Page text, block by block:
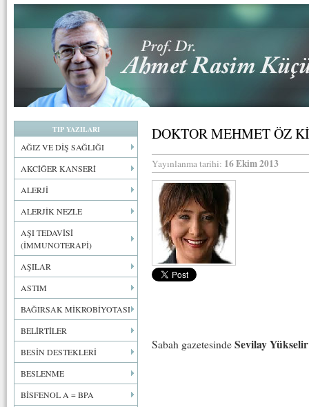
TIP YAZILARI
AĞIZ VE DİŞ SAĞLIĞI
AKCİĞER KANSERİ
ALERJİ
ALERJİK NEZLE
AŞI TEDAVİSİ
(İMMUNOTERAPİ)
AŞILAR
ASTIM
BAĞIRSAK MİKROBİYOTASI
BELİRTİLER
BESİN DESTEKLERİ
BESLENME
BİSFENOL A = BPA
DOKTOR MEHMET ÖZ
Yayınlanma tarihi: 16 Ekim 2013
Sabah gazetesinde Sevilay